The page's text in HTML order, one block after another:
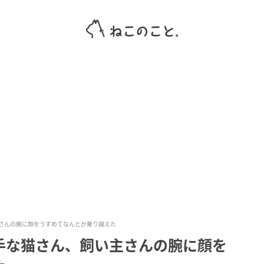
んの腕に顔をうずめてなんとか乗り越えた
猫さん、飼い主さんの腕に顔を